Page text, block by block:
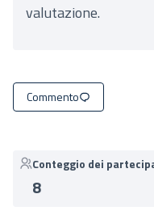
valutazione.
Commento
Conteggio dei
8